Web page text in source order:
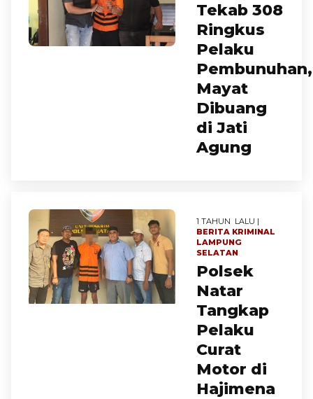
Tekab 308
Ringkus
Pelaku
Pembunuhan,
Mayat
Dibuang
di Jati
Agung
1 TAHUN LALU |
BERITA KRIMINAL
LAMPUNG
SELATAN
Polsek
Natar
Tangkap
Pelaku
Curat
Motor di
Hajimena